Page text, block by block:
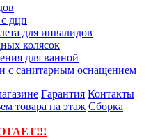
дцп
для инвалидов
колясок
для ванной
с санитарным оснащением
Гарантия Контакты
товара на этаж Сборка